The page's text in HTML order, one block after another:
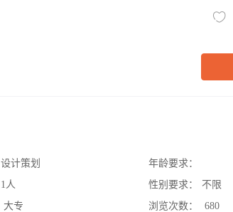
设计策划
1人
大专
年龄要求：
性别要求：
不限
浏览次数：
680